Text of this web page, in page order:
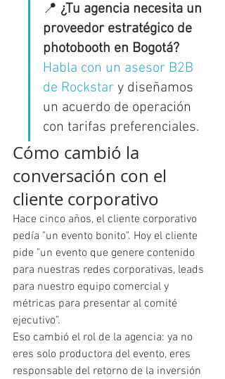
📍 ¿Tu agencia necesita un
proveedor estratégico de
photobooth en Bogotá?
Habla con un asesor B2B
de Rockstar y diseñamos
un acuerdo de operación
con tarifas preferenciales.
Cómo cambió la
conversación con el
cliente corporativo
Hace cinco años, el cliente corporativo
pedía "un evento bonito". Hoy el cliente
pide "un evento que genere contenido
para nuestras redes corporativas, leads
para nuestro equipo comercial y
métricas para presentar al comité
ejecutivo".
Eso cambió el rol de la agencia: ya no
eres solo productora del evento, eres
responsable del retorno de la inversión